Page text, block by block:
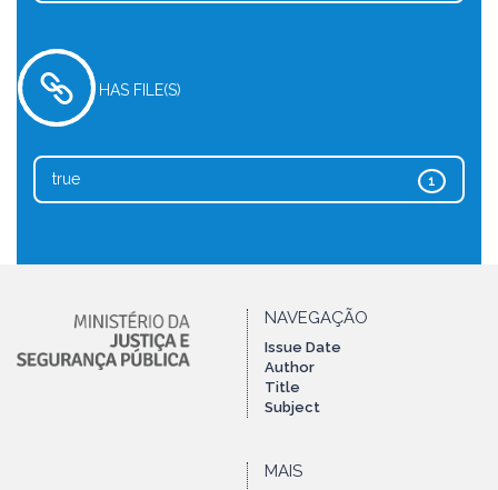
HAS FILE(S)
1
true
NAVEGAÇÃO
Issue Date
Author
Title
Subject
MAIS